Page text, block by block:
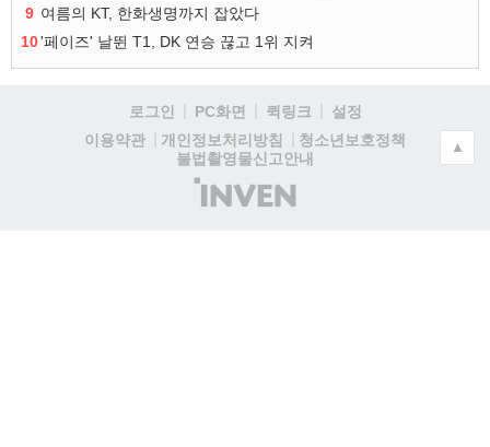
9 여름의 KT, 한화생명까지 잡았다
10'페이즈' 날뛴 T1, DK 연승 끊고 1위 지켜
로그인 PC화면 퀵링크
설정
이용약관
개인정보처리방침
청소년보호정책
불법촬영물신고안내
(주)
인
▲